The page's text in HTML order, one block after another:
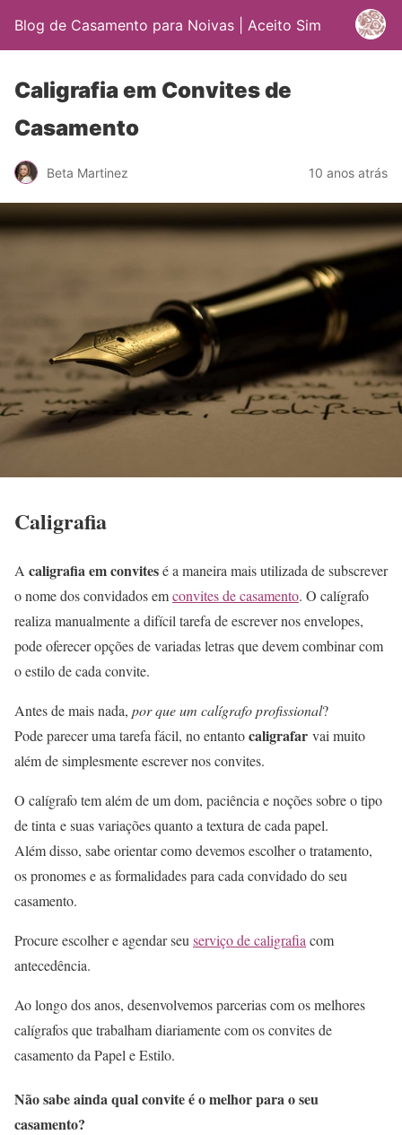
Blog de Casamento para Noivas | Aceito Sim
Caligrafia em Convites de
Casamento
Beta Martinez 10 anos atrás
Caligrafia
A caligrafia em convitesé a maneira mais utilizada de subscrever
o nome dos convidados emconvites de casamento. O calígrafo
realiza manualmente a difícil tarefa de escrever nos envelopes,
pode oferecer opções de variadas letras que devem combinar com
o estilo de cada convite.
Antes de mais nada, por que um calígrafo profissional?
Pode parecer uma tarefa fácil, no entantocaligrafar vai muito
além de simplesmente escrever nos convites.
O calígrafo tem além de um dom, paciência e noções sobre o tipo
de tinta e suas variações quanto a textura de cada papel.
Além disso, sabe orientar como devemos escolher o tratamento,
os pronomes e as formalidades para cada convidado do seu
casamento.
Procure escolher e agendar seu serviço de caligrafia com
antecedência.
Ao longo dos anos, desenvolvemos parcerias com os melhores
calígrafos que trabalham diariamente com os convites de
casamento da Papel e Estilo.
Não sabe ainda qual convite é o melhor para o seu
casamento?